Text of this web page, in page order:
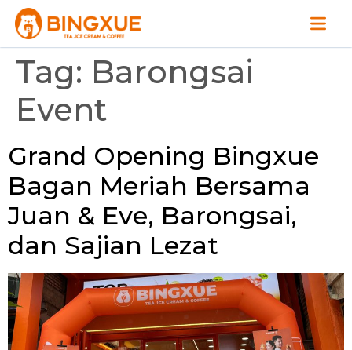
Tag: Barongsai
Event
Grand Opening Bingxue
Bagan Meriah Bersama
Juan & Eve, Barongsai,
dan Sajian Lezat